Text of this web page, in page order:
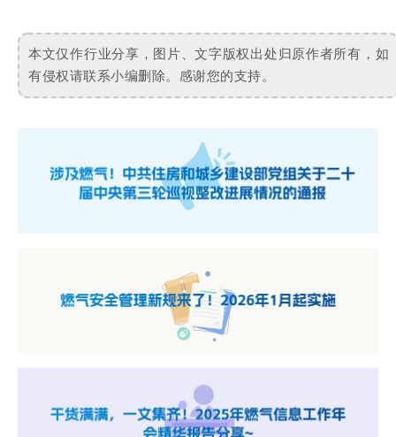
本文仅作行业分享，图片、文字版权出处归原作者所有，如
有侵权请联系小编删除。感谢您的支持。